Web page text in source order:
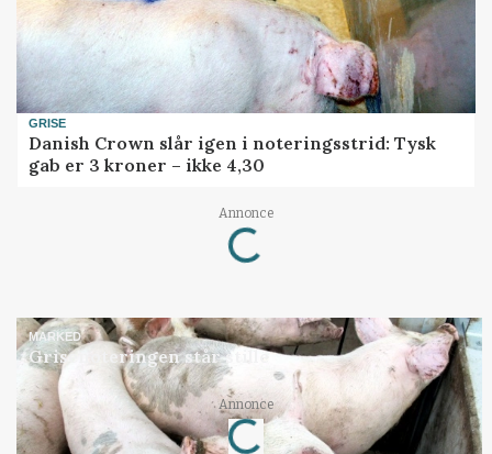
GRISE
Danish Crown slår igen i noteringsstrid: Tysk
gab er 3 kroner – ikke 4,30
Annonce
Loading...
MARKED
Grisenoteringen står stille
Annonce
Loading...